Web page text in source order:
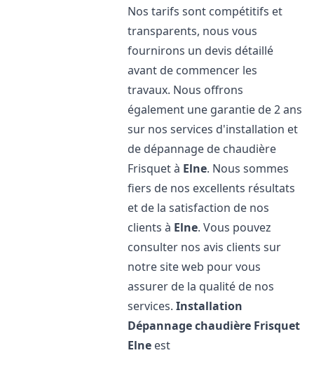
Nos tarifs sont compétitifs et
transparents, nous vous
fournirons un devis détaillé
avant de commencer les
travaux. Nous offrons
également une garantie de 2 ans
sur nos services d'installation et
de dépannage de chaudière
Frisquet à Elne. Nous sommes
fiers de nos excellents résultats
et de la satisfaction de nos
clients à Elne. Vous pouvez
consulter nos avis clients sur
notre site web pour vous
assurer de la qualité de nos
services.Installation
Dépannage chaudière Frisquet
Elne est